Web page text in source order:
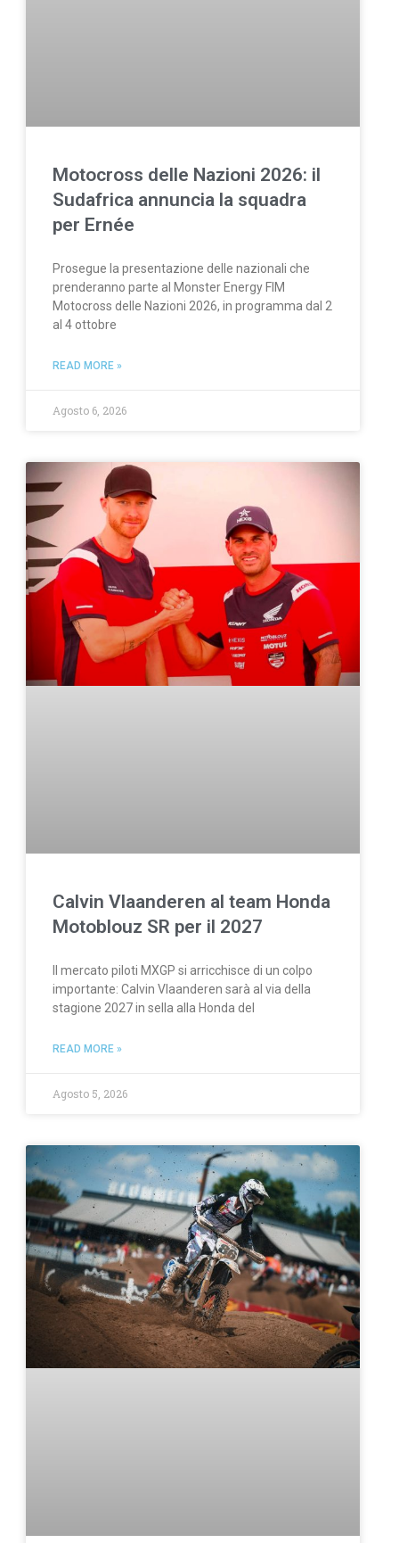
Motocross delle Nazioni 2026: il
Sudafrica annuncia la squadra
per Ernée
Prosegue la presentazione delle nazionali che
prenderanno parte al Monster Energy FIM
Motocross delle Nazioni 2026, in programma dal 2
al 4 ottobre
READ MORE »
Agosto 6, 2026
Calvin Vlaanderen al team Honda
Motoblouz SR per il 2027
Il mercato piloti MXGP si arricchisce di un colpo
importante: Calvin Vlaanderen sarà al via della
stagione 2027 in sella alla Honda del
READ MORE »
Agosto 5, 2026